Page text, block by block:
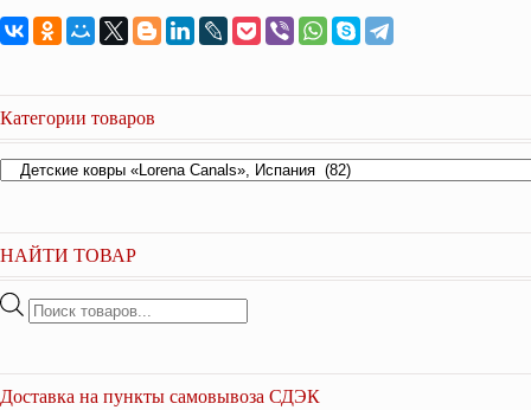
Категории товаров
НАЙТИ ТОВАР
Поиск
Доставка на пункты самовывоза СДЭК